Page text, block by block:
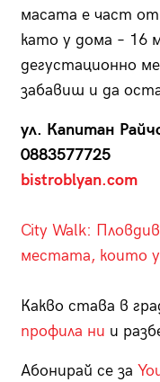
масата е част
като у дома – 16
дегустационно
забавиш и да
ул. Капитан
0883577725
bistroblyan.com
City Walk:
местата, които
Какво става в
профила ни и
Абонирай се за